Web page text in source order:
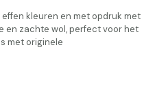
kleuren en met opdruk met
en zachte wol, perfect voor het
met originele